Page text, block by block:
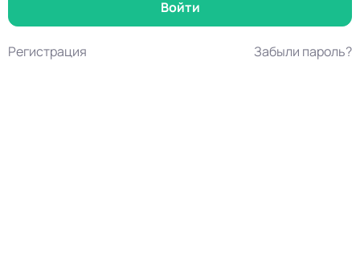
Регистрация Забыли пароль?